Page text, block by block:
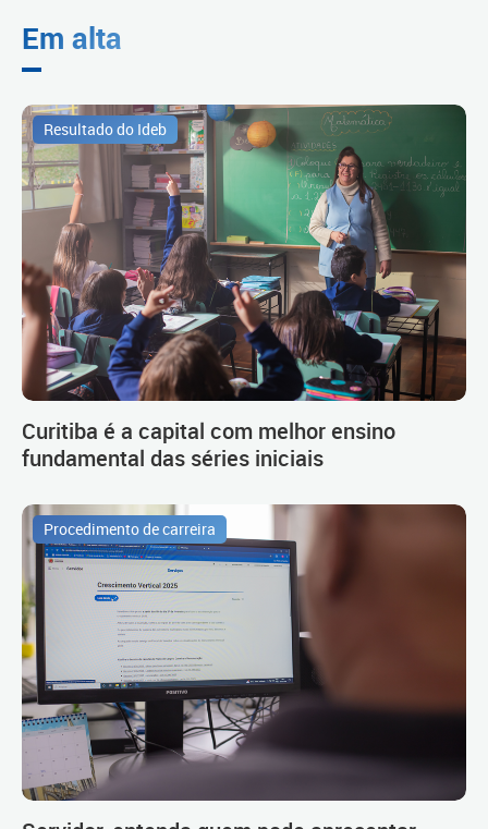
Em alta
Resultado do Ideb
Curitiba é a capital com melhor ensino
fundamental das séries iniciais
Procedimento de carreira